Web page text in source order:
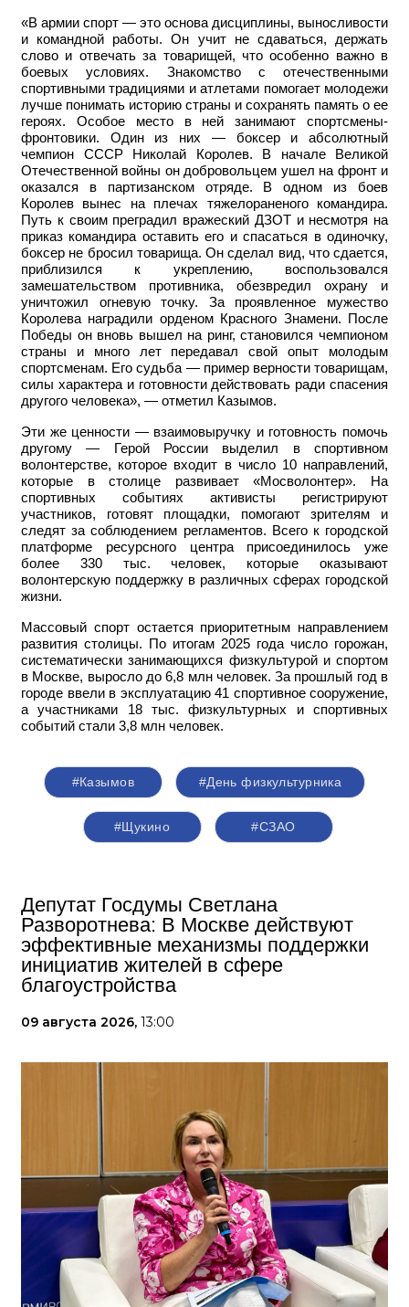
«В армии спорт — это основа дисциплины, выносливости
и командной работы. Он учит не сдаваться, держать
слово и отвечать за товарищей, что особенно важно в
боевых условиях. Знакомство с отечественными
спортивными традициями и атлетами помогает молодежи
лучше понимать историю страны и сохранять память о ее
героях. Особое место в ней занимают спортсмены-
фронтовики. Один из них — боксер и абсолютный
чемпион СССР Николай Королев. В начале Великой
Отечественной войны он добровольцем ушел на фронт и
оказался в партизанском отряде. В одном из боев
Королев вынес на плечах тяжелораненого командира.
Путь к своим преградил вражеский ДЗОТ и несмотря на
приказ командира оставить его и спасаться в одиночку,
боксер не бросил товарища. Он сделал вид, что сдается,
приблизился к укреплению, воспользовался
замешательством противника, обезвредил охрану и
уничтожил огневую точку. За проявленное мужество
Королева наградили орденом Красного Знамени. После
Победы он вновь вышел на ринг, становился чемпионом
страны и много лет передавал свой опыт молодым
спортсменам. Его судьба — пример верности товарищам,
силы характера и готовности действовать ради спасения
другого человека», — отметил Казымов.
Эти же ценности — взаимовыручку и готовность помочь
другому — Герой России выделил в спортивном
волонтерстве, которое входит в число 10 направлений,
которые в столице развивает «Мосволонтер». На
спортивных событиях активисты регистрируют
участников, готовят площадки, помогают зрителям и
следят за соблюдением регламентов. Всего к городской
платформе ресурсного центра присоединилось уже
более 330 тыс. человек, которые оказывают
волонтерскую поддержку в различных сферах городской
жизни.
Массовый спорт остается приоритетным направлением
развития столицы. По итогам 2025 года число горожан,
систематически занимающихся физкультурой и спортом
в Москве, выросло до 6,8 млн человек. За прошлый год в
городе ввели в эксплуатацию 41 спортивное сооружение,
а участниками 18 тыс. физкультурных и спортивных
событий стали 3,8 млн человек.
#Казымов #День физкультурника
#Щукино #СЗАО
Депутат Госдумы Светлана
Разворотнева: В Москве действуют
эффективные механизмы поддержки
инициатив жителей в сфере
благоустройства
09 августа 2026, 13:00